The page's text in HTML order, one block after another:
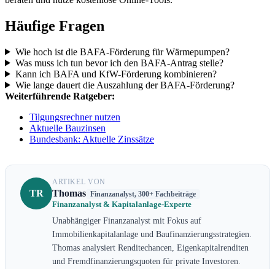
Häufige Fragen
Wie hoch ist die BAFA-Förderung für Wärmepumpen?
Was muss ich tun bevor ich den BAFA-Antrag stelle?
Kann ich BAFA und KfW-Förderung kombinieren?
Wie lange dauert die Auszahlung der BAFA-Förderung?
Weiterführende Ratgeber:
Tilgungsrechner nutzen
Aktuelle Bauzinsen
Bundesbank: Aktuelle Zinssätze
TR
ARTIKEL VON
Thomas Finanzanalyst, 300+ Fachbeiträge
Finanzanalyst & Kapitalanlage-Experte
Unabhängiger Finanzanalyst mit Fokus auf
Immobilienkapitalanlage und Baufinanzierungsstrategien.
Thomas analysiert Renditechancen, Eigenkapitalrenditen
und Fremdfinanzierungsquoten für private Investoren.